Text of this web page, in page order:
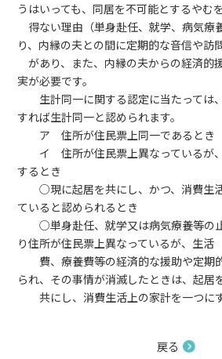
うはいっても、同居を不可能とするやむ
得ない理由（単身赴任、就学、病気療
り、内縁の夫との間に定期的な音信や訪
があり、また、内縁の夫からの経済的
実が必要です。
生計同一に関する認定に当たっては
すれば生計同一と認められます。
ア 住所が住民票上同一であるとき
イ 住所が住民票上異なっているが、
するとき
○現に起居を共にし、かつ、消費生
ていると認められるとき
○単身赴任、就学又は病気療養等の
り住所が住民票上異なっているが、生活
費、療養費等の経済的な援助や定期
られ、その事情が消滅したときは、起居
共に し、消費生活上の家計を一つに
戻る